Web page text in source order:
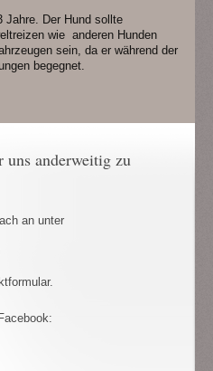
Jahre. Der Hund sollte
wie anderen Hunden
sein, da er während der
begegnet.
uns anderweitig zu
an unter